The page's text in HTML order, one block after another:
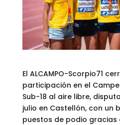
El ALCAMPO-Scorpio71
participación en el
Sub-18 al aire libre,
julio en Castellón, con un
puestos de podio